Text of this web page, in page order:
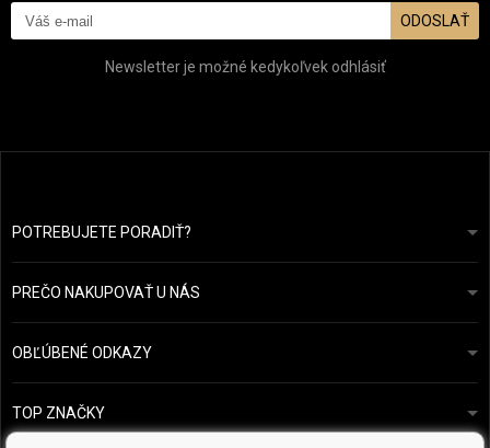
ODOSLAŤ
Newsletter je možné kedykoľvek odhlásiť
POTREBUJETE PORADIŤ?info@prozdravevlasy.cz
Odpovieme do 24 hodín.
PREČO NAKUPOVAŤ U NÁS
Obchodní podmínky
Ochrana osobních údajů
Přehled plateb a dopravy
OBĽÚBENÉ ODKAZY
Náš příběh
Vzorky zdarma
TOP ZNAČKY
Kérastase